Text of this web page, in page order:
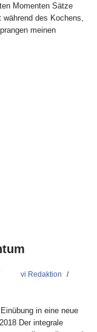
Momenten Sätze
des Kochens,
meinen
vi Redaktion
in eine neue
Der integrale